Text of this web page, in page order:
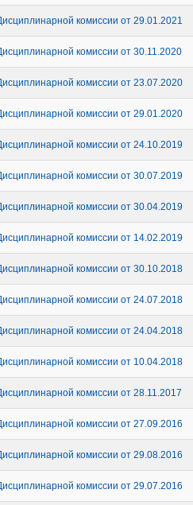
комиссии от 29.01.2021
комиссии от 30.11.2020
комиссии от 23.07.2020
комиссии от 29.01.2020
комиссии от 24.10.2019
комиссии от 30.07.2019
комиссии от 30.04.2019
комиссии от 14.02.2019
комиссии от 30.10.2018
комиссии от 24.07.2018
комиссии от 24.04.2018
комиссии от 10.04.2018
комиссии от 28.11.2017
комиссии от 27.09.2016
комиссии от 29.08.2016
комиссии от 29.07.2016